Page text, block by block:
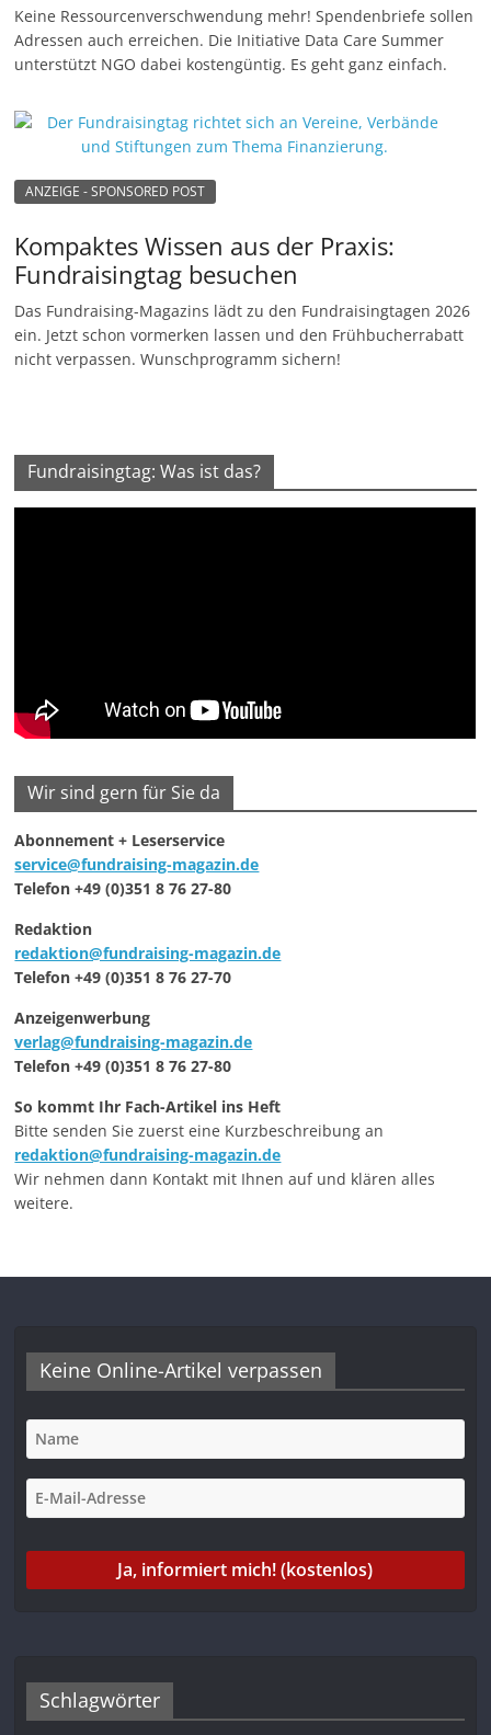
Keine Ressourcenverschwendung mehr! Spendenbriefe sollen
Adressen auch erreichen. Die Initiative Data Care Summer
unterstützt NGO dabei kostengüntig. Es geht ganz einfach.
ANZEIGE - SPONSORED POST
Kompaktes Wissen aus der Praxis:
Fundraisingtag besuchen
Das Fundraising-Magazins lädt zu den Fundraisingtagen 2026
ein. Jetzt schon vormerken lassen und den Frühbucherrabatt
nicht verpassen. Wunschprogramm sichern!
Fundraisingtag: Was ist das?
Wir sind gern für Sie da
Abonnement + Leserservice
service@fundraising-magazin.de
Telefon +49 (0)351 8 76 27-80
Redaktion
redaktion@fundraising-magazin.de
Telefon +49 (0)351 8 76 27-70
Anzeigenwerbung
verlag@fundraising-magazin.de
Telefon +49 (0)351 8 76 27-80
So kommt Ihr Fach-Artikel ins Heft
Bitte senden Sie zuerst eine Kurzbeschreibung an
redaktion@fundraising-magazin.de
Wir nehmen dann Kontakt mit Ihnen auf und klären alles
weitere.
Keine Online-Artikel verpassen
Schlagwörter